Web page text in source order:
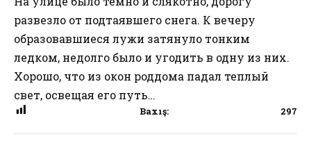
развезло от подтаявшего снега. К вечеру
образовавшиеся лужи затянуло тонким
ледком, недолго было и угодить в одну из них.
Хорошо, что из окон роддома падал теплый
свет, освещая его путь…
Baxış: 297